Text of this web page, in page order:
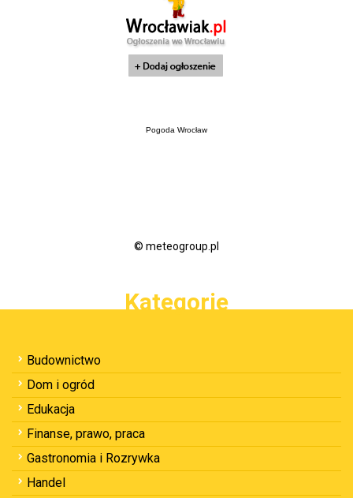
Pogoda Wrocław
© meteogroup.pl
Kategorie
Budownictwo
Dom i ogród
Edukacja
Finanse, prawo, praca
Gastronomia i Rozrywka
Handel